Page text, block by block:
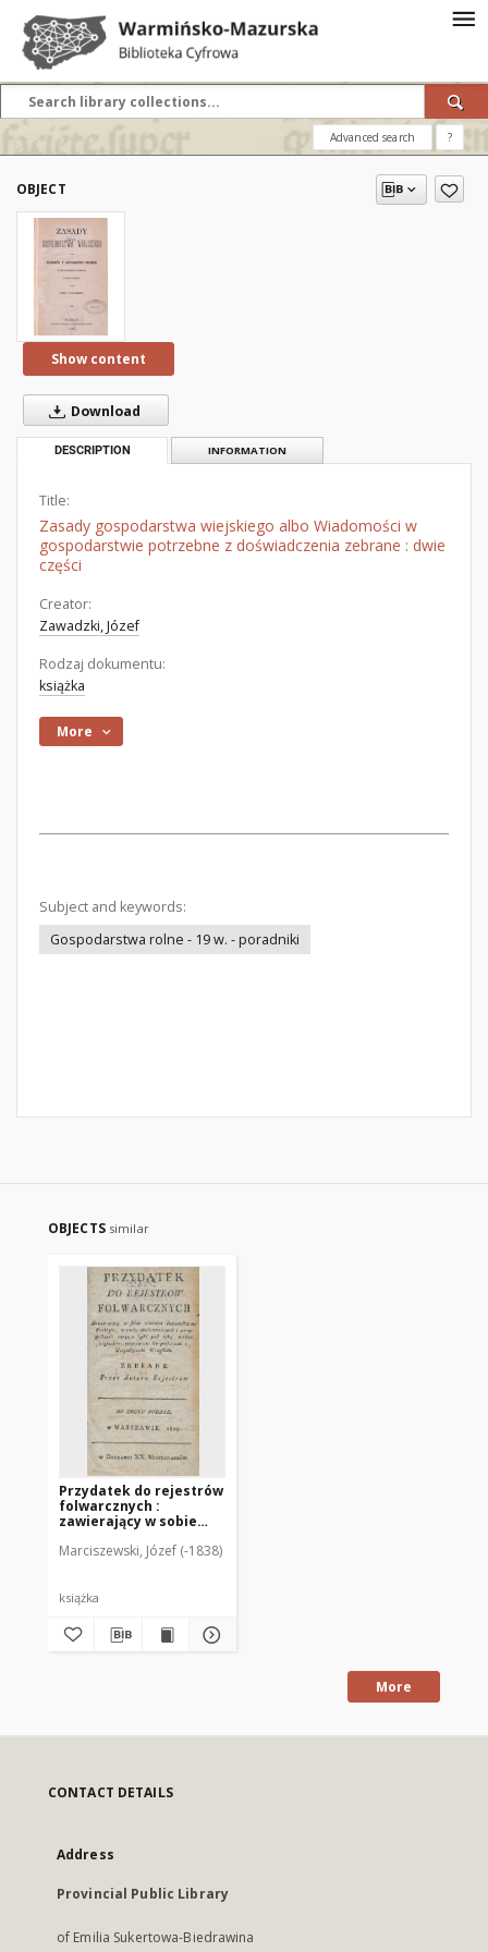
Advanced search ?
OBJECT
Show content
Download
DESCRIPTION INFORMATION
Title:
Zasady gospodarstwa wiejskiego albo Wiadomości w
gospodarstwie potrzebne z doświadczenia zebrane : dwie
części
Creator:
Zawadzki, Józef
Rodzaj dokumentu:
książka
More
Subject and keywords:
Gospodarstwa rolne - 19 w. - poradniki
OBJECTS similar
Przydatek do rejestrów
folwarcznych :
zawierający w sobie
praktyki, w wielu
bydź pod ręką bardzo
gospodarzom i
gospodyniom wieyskim
Marciszewski, Józef (-1838)
książka
More
CONTACT DETAILS
Address
Provincial Public Library
of Emilia Sukertowa-Biedrawina